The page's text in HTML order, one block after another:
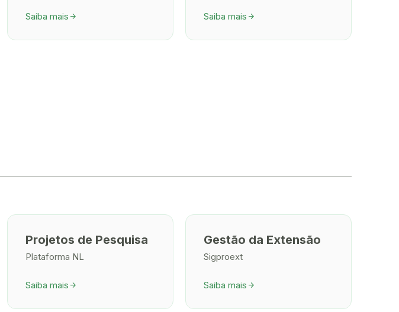
Saiba mais arrow_forward Saiba mais arrow_forward
Projetos de Pesquisa
Plataforma NL
Saiba mais arrow_forward
Gestão da Extensão
Sigproext
Saiba mais arrow_forward